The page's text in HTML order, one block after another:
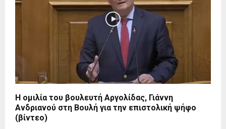
Η ομιλία του βουλευτή Αργολίδας, Γιάννη
Ανδριανού στη Βουλή για την επιστολική ψήφο
(βίντεο)